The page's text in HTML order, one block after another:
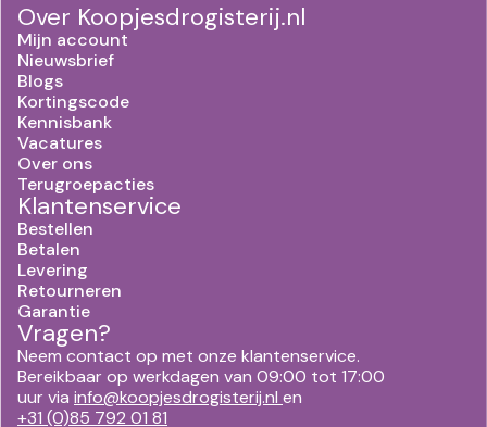
Over Koopjesdrogisterij.nl
Mijn account
Nieuwsbrief
Blogs
Kortingscode
Kennisbank
Vacatures
Over ons
Terugroepacties
Klantenservice
Bestellen
Betalen
Levering
Retourneren
Garantie
Vragen?
Neem contact op met onze klantenservice.
Bereikbaar op werkdagen van 09:00 tot 17:00
uur via info@koopjesdrogisterij.nl en
+31 (0)85 792 01 81